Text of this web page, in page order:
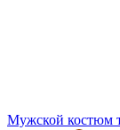
Мужской костюм